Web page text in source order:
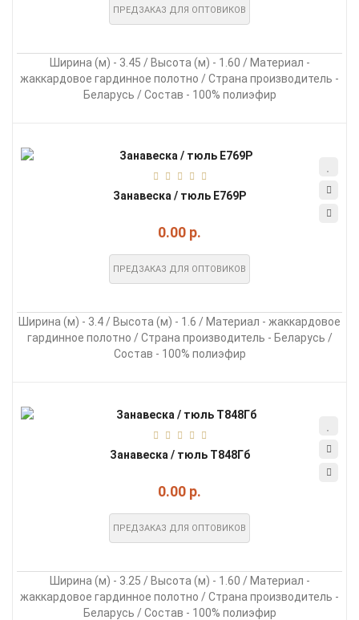
ПРЕДЗАКАЗ ДЛЯ ОПТОВИКОВ
Ширина (м) - 3.45 / Высота (м) - 1.60 / Материал -
жаккардовое гардинное полотно / Страна производитель -
Беларусь / Состав - 100% полиэфир
Занавеска / тюль E769Р
0.00 р.
ПРЕДЗАКАЗ ДЛЯ ОПТОВИКОВ
Ширина (м) - 3.4 / Высота (м) - 1.6 / Материал - жаккардовое
гардинное полотно / Страна производитель - Беларусь /
Состав - 100% полиэфир
Занавеска / тюль Т848Гб
0.00 р.
ПРЕДЗАКАЗ ДЛЯ ОПТОВИКОВ
Ширина (м) - 3.25 / Высота (м) - 1.60 / Материал -
жаккардовое гардинное полотно / Страна производитель -
Беларусь / Состав - 100% полиэфир